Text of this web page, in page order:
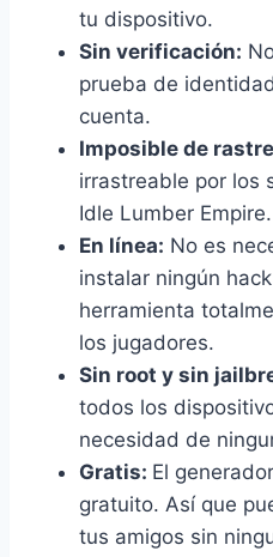
tu dispositivo.
Sin verificación:
prueba de
cuenta.
Imposible de
irrastreable por los
Idle Lumber Empire.
En línea: No es
instalar ningún
herramienta
los jugadores.
Sin root y sin
todos los
necesidad de
Gratis: El
gratuito. Así que
tus amigos sin